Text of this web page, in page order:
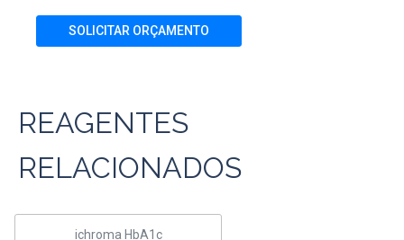
SOLICITAR ORÇAMENTO
REAGENTES
RELACIONADOS
ichroma HbA1c